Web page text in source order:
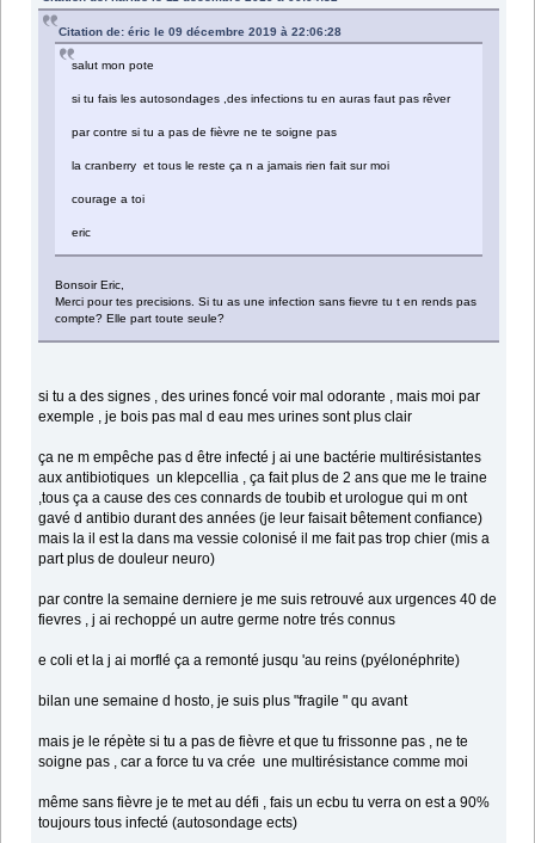
Citation de: éric le 09 décembre 2019 à 22:06:28
salut mon pote
si tu fais les autosondages ,des infections tu en auras faut pas rêver
par contre si tu a pas de fièvre ne te soigne pas
la cranberry et tous le reste ça n a jamais rien fait sur moi
courage a toi
eric
Bonsoir Eric,
Merci pour tes precisions. Si tu as une infection sans fievre tu t en rends pas
compte? Elle part toute seule?
si tu a des signes , des urines foncé voir mal odorante , mais moi par
exemple , je bois pas mal d eau mes urines sont plus clair
ça ne m empêche pas d être infecté j ai une bactérie multirésistantes
aux antibiotiques un klepcellia , ça fait plus de 2 ans que me le traine
,tous ça a cause des ces connards de toubib et urologue qui m ont
gavé d antibio durant des années (je leur faisait bêtement confiance)
mais la il est la dans ma vessie colonisé il me fait pas trop chier (mis a
part plus de douleur neuro)
par contre la semaine derniere je me suis retrouvé aux urgences 40 de
fievres , j ai rechoppé un autre germe notre trés connus
e coli et la j ai morflé ça a remonté jusqu 'au reins (pyélonéphrite)
bilan une semaine d hosto, je suis plus "fragile " qu avant
mais je le répète si tu a pas de fièvre et que tu frissonne pas , ne te
soigne pas , car a force tu va crée une multirésistance comme moi
même sans fièvre je te met au défi , fais un ecbu tu verra on est a 90%
toujours tous infecté (autosondage ects)